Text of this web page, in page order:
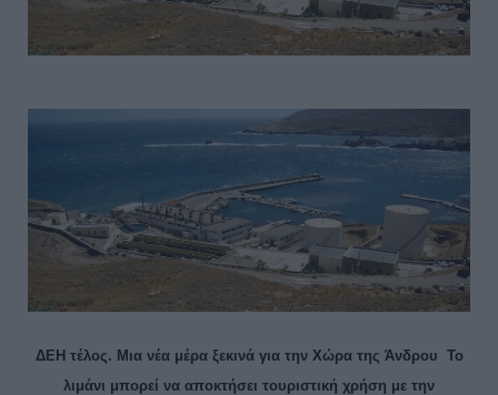
ΔΕΗ τέλος. Μια νέα μέρα ξεκινά για την Χώρα της Άνδρου Το
λιμάνι μπορεί να αποκτήσει τουριστική χρήση με την